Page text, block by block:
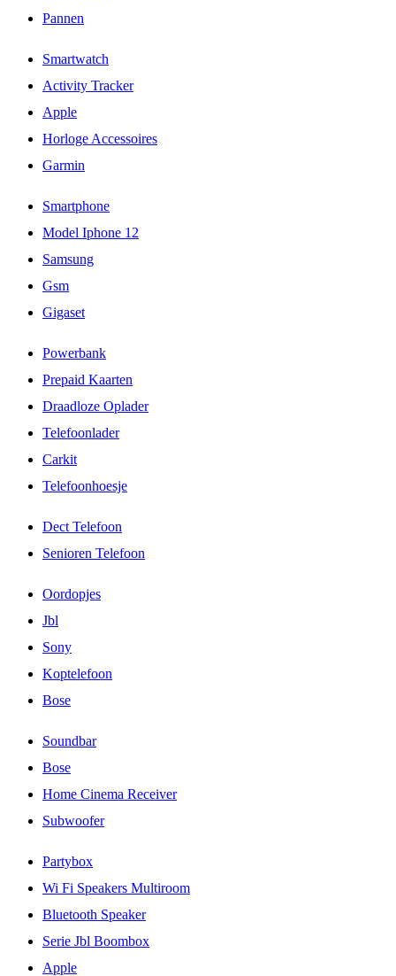
Pannen
Smartwatch
Activity Tracker
Apple
Horloge Accessoires
Garmin
Smartphone
Model Iphone 12
Samsung
Gsm
Gigaset
Powerbank
Prepaid Kaarten
Draadloze Oplader
Telefoonlader
Carkit
Telefoonhoesje
Dect Telefoon
Senioren Telefoon
Oordopjes
Jbl
Sony
Koptelefoon
Bose
Soundbar
Bose
Home Cinema Receiver
Subwoofer
Partybox
Wi Fi Speakers Multiroom
Bluetooth Speaker
Serie Jbl Boombox
Apple